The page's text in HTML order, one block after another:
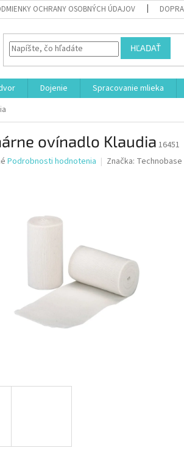
OCHRANY OSOBNÝCH ÚDAJOV
HĽADAŤ
Dojenie Spracovanie mlieka
ovínadlo Klaudia 16451
Podrobnosti hodnotenia Značka: Technobase